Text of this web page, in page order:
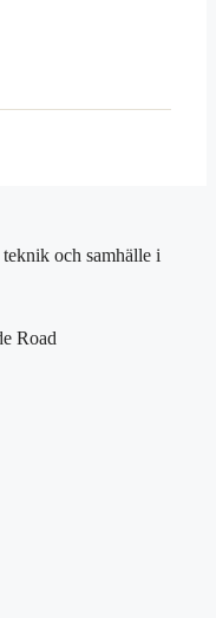
och samhälle i
Road